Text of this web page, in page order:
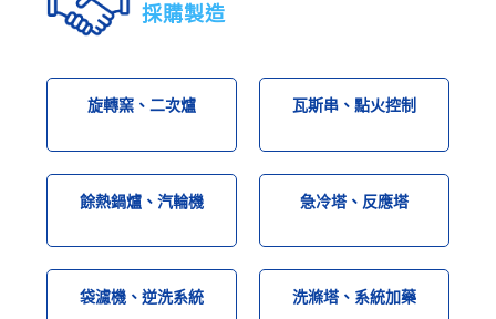
採購製造
旋轉窯、二次爐 瓦斯串、點火控制
餘熱鍋爐、汽輪機 急冷塔、反應塔
袋濾機、逆洗系統 洗滌塔、系統加藥